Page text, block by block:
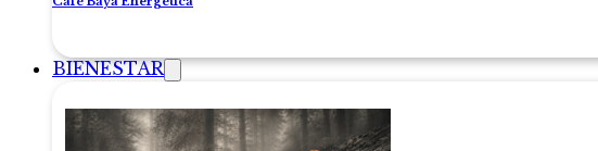
BIENESTAR